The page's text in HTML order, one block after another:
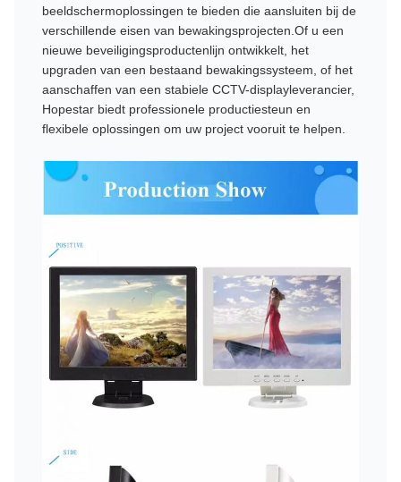
beeldschermoplossingen te bieden die aansluiten bij de
verschillende eisen van bewakingsprojecten.Of u een
nieuwe beveiligingsproductenlijn ontwikkelt, het
upgraden van een bestaand bewakingssysteem, of het
aanschaffen van een stabiele CCTV-displayleverancier,
Hopestar biedt professionele productiesteun en
flexibele oplossingen om uw project vooruit te helpen.